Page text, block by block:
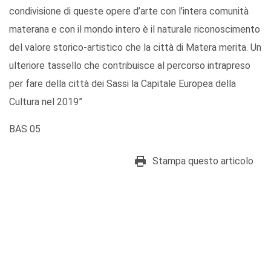
condivisione di queste opere d’arte con l’intera comunità
materana e con il mondo intero è il naturale riconoscimento
del valore storico-artistico che la città di Matera merita. Un
ulteriore tassello che contribuisce al percorso intrapreso
per fare della città dei Sassi la Capitale Europea della
Cultura nel 2019”
BAS 05
Stampa questo articolo